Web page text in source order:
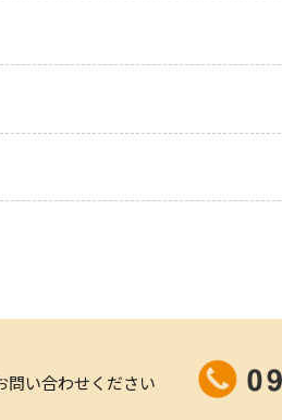
問い合わせください